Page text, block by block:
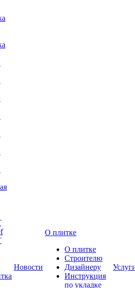
Новости
О плитке
О плитке
Строителю
Дизайнеру
Инструкция
по укладке